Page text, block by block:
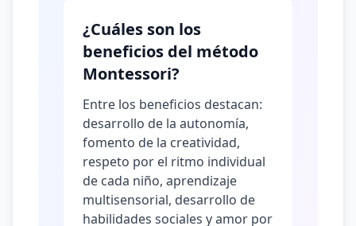
¿Cuáles son los
beneficios del método
Montessori?
Entre los beneficios destacan:
desarrollo de la autonomía,
fomento de la creatividad,
respeto por el ritmo individual
de cada niño, aprendizaje
multisensorial, desarrollo de
habilidades sociales y amor por